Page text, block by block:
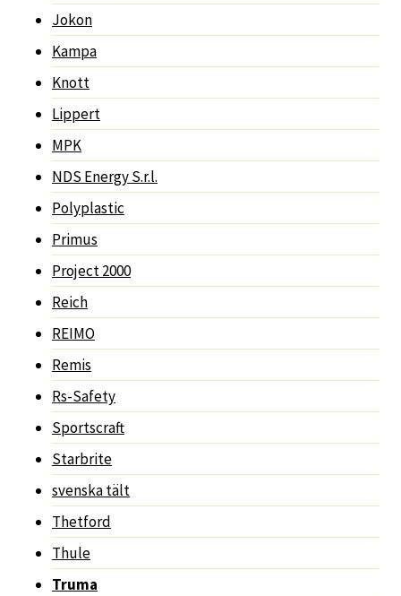
Jokon
Kampa
Knott
Lippert
MPK
NDS Energy S.r.l.
Polyplastic
Primus
Project 2000
Reich
REIMO
Remis
Rs-Safety
Sportscraft
Starbrite
svenska tält
Thetford
Thule
Truma